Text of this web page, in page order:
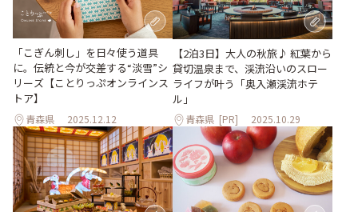
「こぎん刺し」を日々使う道具
に。伝統と今が交差する“淡雪”シ
リーズ【ことりっぷオンラインス
トア】
青森県 2025.12.12
【2泊3日】大人の秋旅♪ 紅葉から
貸切温泉まで、渓流沿いのスロー
ライフが叶う「奥入瀬渓流ホテ
ル」
青森県 [PR] 2025.10.29